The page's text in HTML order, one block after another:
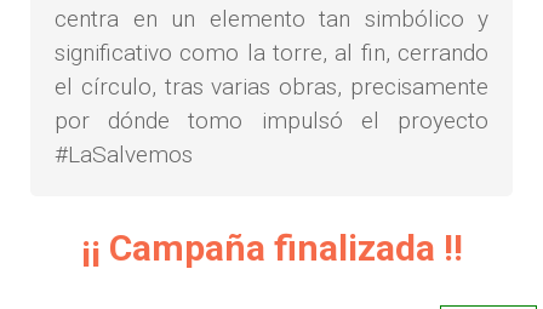
centra en un elemento tan simbólico y
significativo como la torre, al fin, cerrando
el círculo, tras varias obras, precisamente
por dónde tomo impulsó el proyecto
#LaSalvemos
¡¡ Campaña finalizada !!